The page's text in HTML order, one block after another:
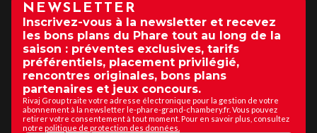
NEWSLETTER
Inscrivez-vous à la newsletter et recevez
les bons plans du Phare tout au long de la
saison : préventes exclusives, tarifs
préférentiels, placement privilégié,
rencontres originales, bons plans
partenaires et jeux concours.
Rivaj Group traite votre adresse électronique pour la gestion de votre
abonnement à la newsletter le-phare-grand-chambery.fr. Vous pouvez
retirer votre consentement à tout moment. Pour en savoir plus, consultez
notre politique de protection des données.